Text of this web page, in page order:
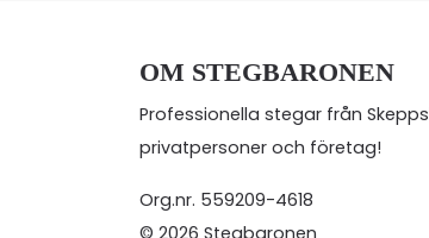
OM STEGBARONEN
Professionella stegar från
privatpersoner och företag!
Org.nr. 559209-4618
© 2026 Stegbaronen